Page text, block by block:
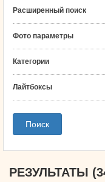
Расширенный поиск
Фото параметры
Категории
Лайтбоксы
РЕЗУЛЬТАТЫ